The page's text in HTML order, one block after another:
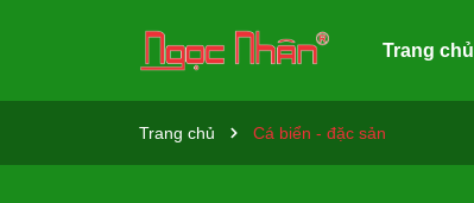
Trang chủ
Trang chủ Cá biển - đặc sản